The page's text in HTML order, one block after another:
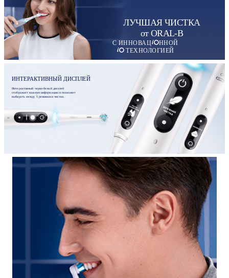
ЛУЧШАЯ ЧИСТКА
от ORAL-B
С ИННОВАЦ
ННОЙ
ТЕХНОЛОГИЕЙ
ИНТЕРАКТИВНЫЙ ДИСПЛЕЙ
Интерактивный черно-белый дисплей
отображает важную информацию и позволяет
выбирать между 5 режимами чистки.